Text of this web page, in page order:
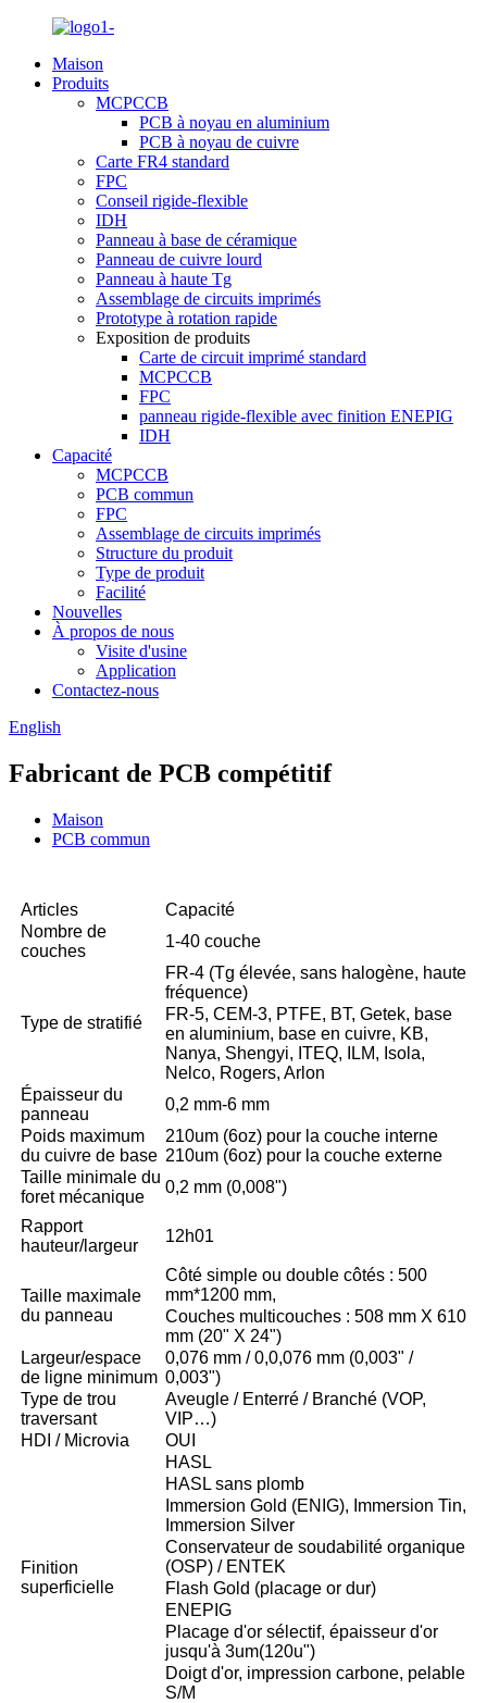
Maison
Produits
MCPCCB
PCB à noyau en aluminium
PCB à noyau de cuivre
Carte FR4 standard
FPC
Conseil rigide-flexible
IDH
Panneau à base de céramique
Panneau de cuivre lourd
Panneau à haute Tg
Assemblage de circuits imprimés
Prototype à rotation rapide
Exposition de produits
Carte de circuit imprimé standard
MCPCCB
FPC
panneau rigide-flexible avec finition ENEPIG
IDH
Capacité
MCPCCB
PCB commun
FPC
Assemblage de circuits imprimés
Structure du produit
Type de produit
Facilité
Nouvelles
À propos de nous
Visite d'usine
Application
Contactez-nous
English
Fabricant de PCB compétitif
Maison
PCB commun
Articles
Capacité
Nombre de
couches
1-40 couche
Type de stratifié
FR-4 (Tg élevée, sans halogène, haute
fréquence)
FR-5, CEM-3, PTFE, BT, Getek, base
en aluminium, base en cuivre, KB,
Nanya, Shengyi, ITEQ, ILM, Isola,
Nelco, Rogers, Arlon
Épaisseur du
panneau
0,2 mm-6 mm
Poids maximum
du cuivre de base
210um (6oz) pour la couche interne
210um (6oz) pour la couche externe
Taille minimale du
foret mécanique
0,2 mm (0,008")
Rapport
hauteur/largeur
12h01
Taille maximale
du panneau
Côté simple ou double côtés : 500
mm*1200 mm,
Couches multicouches : 508 mm X 610
mm (20" X 24")
Largeur/espace
de ligne minimum
0,076 mm / 0,0,076 mm (0,003" /
0,003")
Type de trou
traversant
Aveugle / Enterré / Branché (VOP,
VIP…)
HDI / Microvia
OUI
Finition
superficielle
HASL
HASL sans plomb
Immersion Gold (ENIG), Immersion Tin,
Immersion Silver
Conservateur de soudabilité organique
(OSP) / ENTEK
Flash Gold (placage or dur)
ENEPIG
Placage d'or sélectif, épaisseur d'or
jusqu'à 3um(120u")
Doigt d'or, impression carbone, pelable
S/M